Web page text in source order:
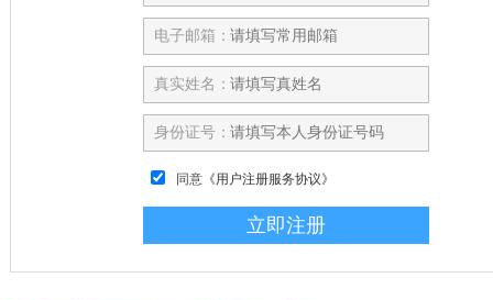
电子邮箱：
真实姓名：
身份证号：
同意 《用户注册服务协议》